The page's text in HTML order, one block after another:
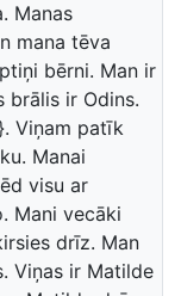
Manas
mana tēva
bērni. Man ir
brālis ir Odins.
Viņam patīk
Manai
visu ar
Mani vecāki
drīz. Man
Viņas ir Matilde